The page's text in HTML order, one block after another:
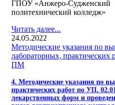
ГПОУ «Анжеро-Судженский
политехнический колледж»
Читать далее...
24.05.2022
Методические указания по
лабораторных, практических
ПМ
4. Методические указания по
практических работ по УП.
лекарственных форм и